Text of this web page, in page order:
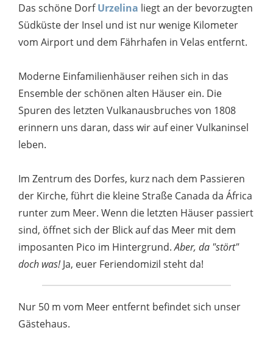
Das schöne DorfUrzelina liegt an der bevorzugten
Südküste der Insel und ist nur wenige Kilometer
vom Airport und dem Fährhafen in Velas entfernt.
Moderne Einfamilienhäuser reihen sich in das
Ensemble der schönen alten Häuser ein. Die
Spuren des letzten Vulkanausbruches von 1808
erinnern uns daran, dass wir auf einer Vulkaninsel
leben.
Im Zentrum des Dorfes, kurz nach dem Passieren
der Kirche, führt die kleine Straße Canada da África
runter zum Meer. Wenn die letzten Häuser passiert
sind, öffnet sich der Blick auf das Meer mit dem
imposanten Pico im Hintergrund.Aber, da "stört"
doch was!Ja, euer Feriendomizil steht da!
Nur 50 m vom Meer entfernt befindet sich unser
Gästehaus.